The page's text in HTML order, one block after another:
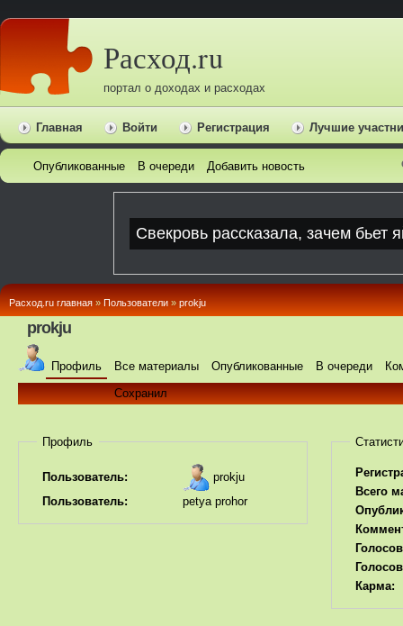
Расход.ru
портал о доходах и расходах
Главная Войти Регистрация Лучшие
Опубликованные В очереди Добавить новость
Расход.ru главная » Пользователи » prokju
prokju
Профиль Все материалы Опубликованные В очереди
Сохранил
Профиль
Пользователь:
prokju
Пользователь:
petya prohor
Всего
Карма: